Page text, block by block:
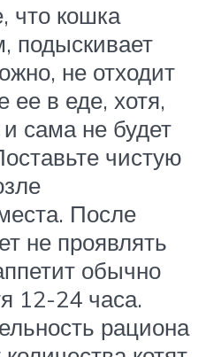
что кошка
подыскивает
не отходит
ее в еде, хотя,
и сама не будет
чистую
После
не проявлять
обычно
12-24 часа.
рациона